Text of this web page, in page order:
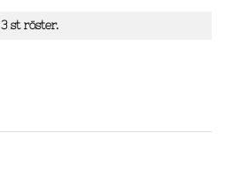
3st röster.